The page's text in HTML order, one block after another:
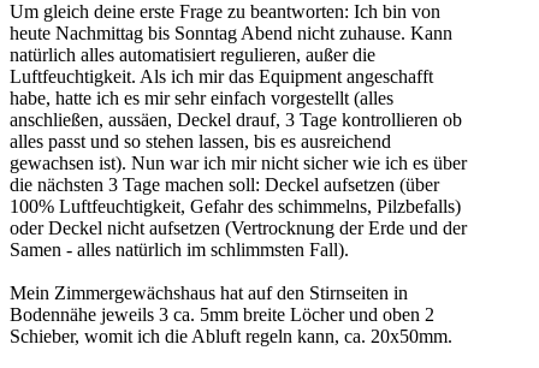
Um gleich deine erste Frage zu beantworten: Ich bin von
heute Nachmittag bis Sonntag Abend nicht zuhause. Kann
natürlich alles automatisiert regulieren, außer die
Luftfeuchtigkeit. Als ich mir das Equipment angeschafft
habe, hatte ich es mir sehr einfach vorgestellt (alles
anschließen, aussäen, Deckel drauf, 3 Tage kontrollieren ob
alles passt und so stehen lassen, bis es ausreichend
gewachsen ist). Nun war ich mir nicht sicher wie ich es über
die nächsten 3 Tage machen soll: Deckel aufsetzen (über
100% Luftfeuchtigkeit, Gefahr des schimmelns, Pilzbefalls)
oder Deckel nicht aufsetzen (Vertrocknung der Erde und der
Samen - alles natürlich im schlimmsten Fall).
Mein Zimmergewächshaus hat auf den Stirnseiten in
Bodennähe jeweils 3 ca. 5mm breite Löcher und oben 2
Schieber, womit ich die Abluft regeln kann, ca. 20x50mm.